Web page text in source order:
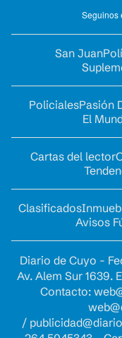
Seguinos
San Juan
PolicialesPasión
El
Cartas del lector
Clasificados
Avisos
Diario de Cuyo -
Av. Alem Sur 1639.
Contacto:
/